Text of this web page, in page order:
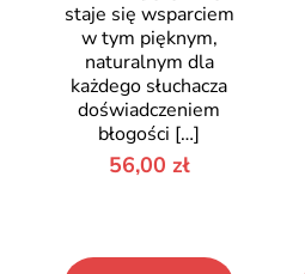
staje się wsparciem
w tym pięknym,
naturalnym dla
każdego słuchacza
doświadczeniem
błogości […]
56,00 zł